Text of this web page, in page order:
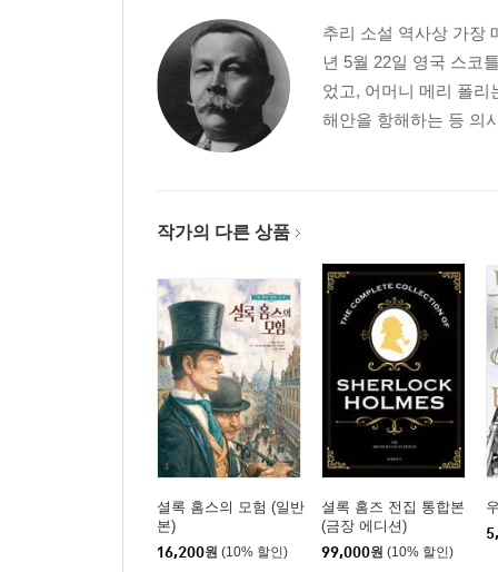
추리 소설 역사상 가장
년 5월 22일 영국 스코
었고, 어머니 메리 폴
해안을 항해하는 등 의
작가의 다른 상품
셜록 홈스의 모험 (일반
본)
16,200원 (10% 할인)
셜록 홈즈 전집 통합본
(금장 에디션)
99,000원 (10% 할인)